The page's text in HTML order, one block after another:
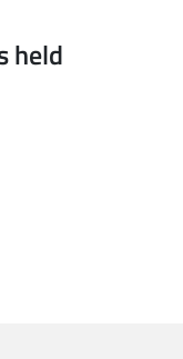
held